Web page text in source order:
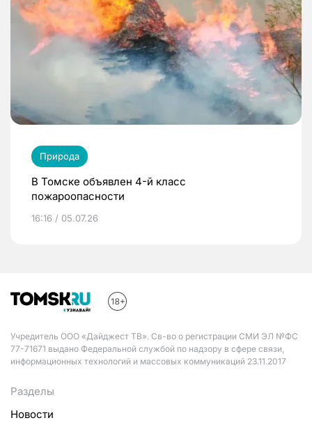
Природа
В Томске объявлен 4-й класс
пожароопасности
16:16 / 05.07.26
Учредитель ООО «Дайджест ТВ». Св-во о регистрации СМИ ЭЛ №ФС
77-71671 выдано Федеральной службой по надзору в сфере связи,
информационных технологий и массовых коммуникаций 23.11.2017
Разделы
Новости